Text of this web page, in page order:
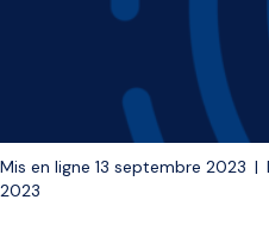
Mis en ligne 13 septembre 2023 |
2023